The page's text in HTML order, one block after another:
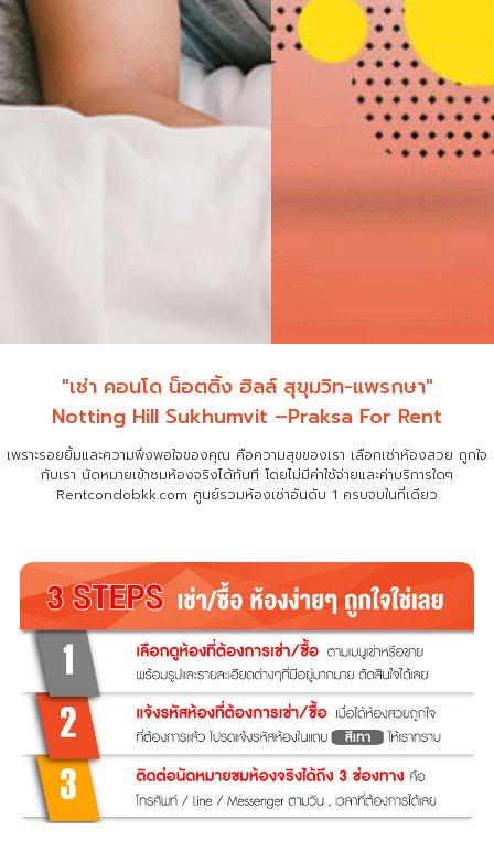
"เช่า คอนโด น็อตติ้ง ฮิลล์ สุขุมวิท-แพรกษา"
Notting Hill Sukhumvit –Praksa For Rent
เพราะรอยยิ้มและความพึงพอใจของคุณ คือความสุขของเรา เลือกเช่าห้องสวย ถูกใจ
กับเรา นัดหมายเข้าชมห้องจริงได้ทันที โดยไม่มีค่าใช้จ่ายและค่าบริการใดๆ
Rentcondobkk.com ศูนย์รวมห้องเช่าอันดับ 1 ครบจบในที่เดียว